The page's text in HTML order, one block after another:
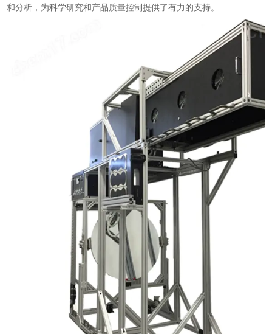
和分析，为科学研究和产品质量控制提供了有力的支持。